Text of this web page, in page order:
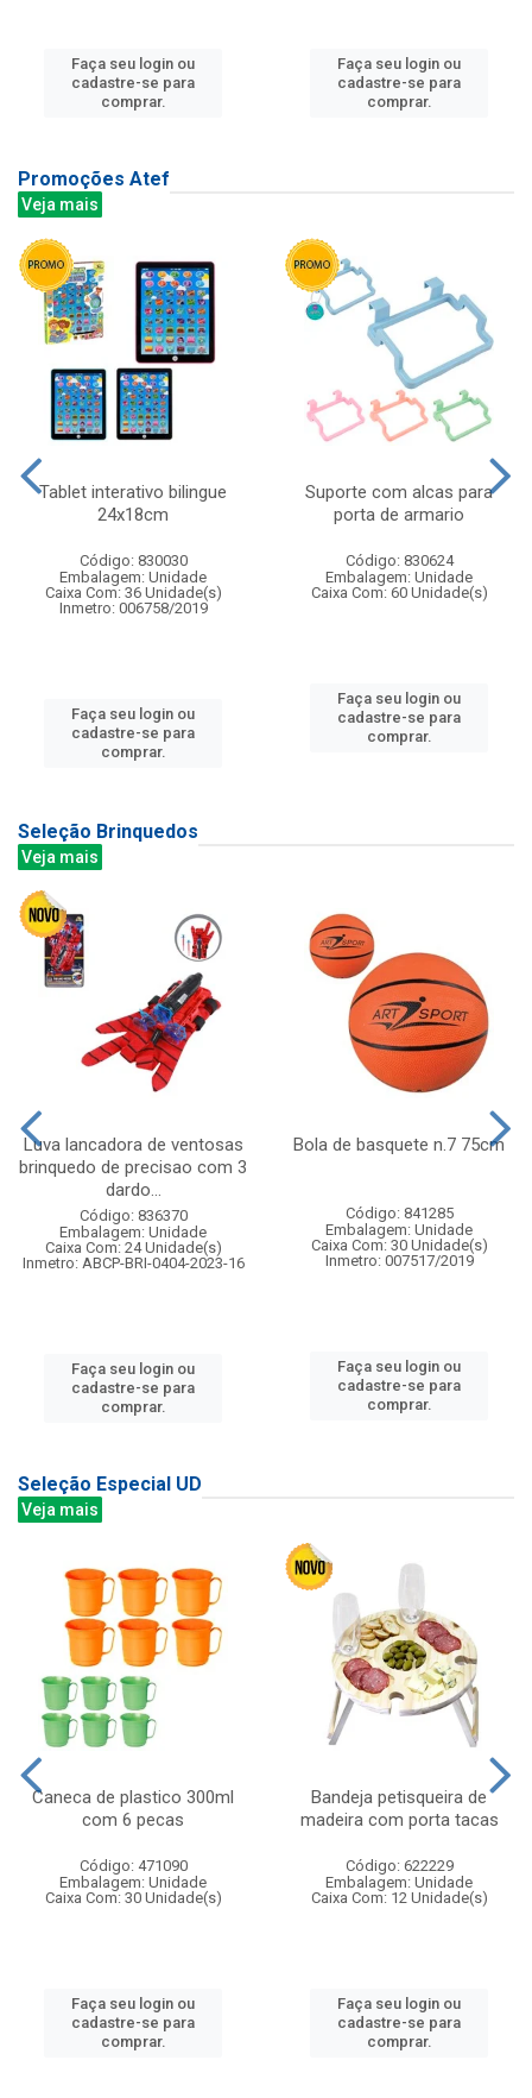
Faça seu login ou
cadastre-se para
comprar.
Faça seu login ou
cadastre-se para
comprar.
Promoções Atef
Veja mais
Tablet interativo bilingue
24x18cm
Código: 830030
Embalagem: Unidade
Caixa Com: 36 Unidade(s)
Inmetro: 006758/2019
Faça seu login ou
cadastre-se para
comprar.
Suporte com alcas para
porta de armario
Código: 830624
Embalagem: Unidade
Caixa Com: 60 Unidade(s)
Faça seu login ou
cadastre-se para
comprar.
Seleção Brinquedos
Veja mais
Luva lancadora de ventosas
brinquedo de precisao com 3
dardo...
Código: 836370
Embalagem: Unidade
Caixa Com: 24 Unidade(s)
Inmetro: ABCP-BRI-0404-2023-16
Faça seu login ou
cadastre-se para
comprar.
Bola de basquete n.7 75cm
Código: 841285
Embalagem: Unidade
Caixa Com: 30 Unidade(s)
Inmetro: 007517/2019
Faça seu login ou
cadastre-se para
comprar.
Seleção Especial UD
Veja mais
Caneca de plastico 300ml
com 6 pecas
Código: 471090
Embalagem: Unidade
Caixa Com: 30 Unidade(s)
Faça seu login ou
cadastre-se para
comprar.
Bandeja petisqueira de
madeira com porta tacas
Código: 622229
Embalagem: Unidade
Caixa Com: 12 Unidade(s)
Faça seu login ou
cadastre-se para
comprar.